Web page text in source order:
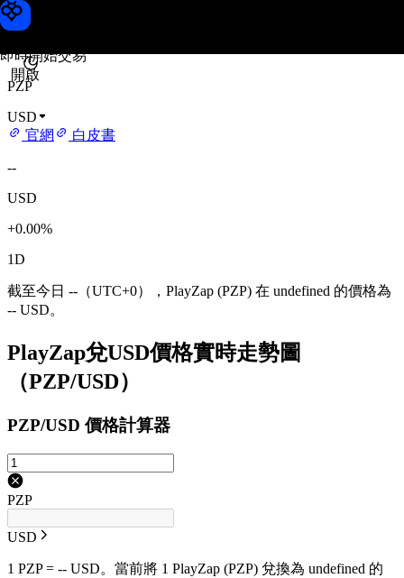
即時開始交易
開啟
PlayZap 價格
PZP
USD
官網
白皮書
--
USD
+0.00%
1D
截至今日 --（UTC+0），PlayZap (PZP) 在 undefined 的價格為
-- USD。
PlayZap兌USD價格實時走勢圖
（PZP/USD）
PZP/USD 價格計算器
PZP
USD
1 PZP = -- USD。當前將 1 PlayZap (PZP) 兌換為 undefined 的